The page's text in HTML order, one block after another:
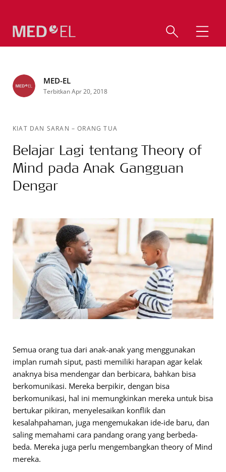
MED-EL
Terbitkan Apr 20, 2018
KIAT DAN SARAN – ORANG TUA
Belajar Lagi tentang Theory of
Mind pada Anak Gangguan
Dengar
Semua orang tua dari anak-anak yang menggunakan
implan rumah siput, pasti memiliki harapan agar kelak
anaknya bisa mendengar dan berbicara, bahkan bisa
berkomunikasi. Mereka berpikir, dengan bisa
berkomunikasi, hal ini memungkinkan mereka untuk bisa
bertukar pikiran, menyelesaikan konflik dan
kesalahpahaman, juga mengemukakan ide-ide baru, dan
saling memahami cara pandang orang yang berbeda-
beda. Mereka juga perlu mengembangkan theory of Mind
mereka.